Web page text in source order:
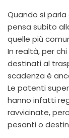
Quando si
pensa subito
quelle più
In realtà, per
destinati al
scadenza è
Le patenti
hanno infatti
ravvicinate,
pesanti o